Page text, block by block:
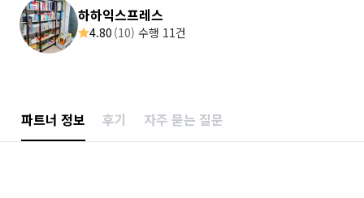
하하익스프레스
4.80 (10) 수행 11건
파트너 정보 후기 자주 묻는 질문